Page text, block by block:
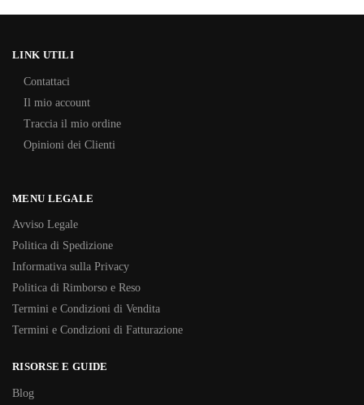
LINK UTILI
Contattaci
Il mio account
Traccia il mio ordine
Opinioni dei Clienti
MENU LEGALE
Avviso Legale
Politica di Spedizione
Informativa sulla Privacy
Politica di Rimborso e Reso
Termini e Condizioni di Vendita
Termini e Condizioni di Fatturazione
RISORSE E GUIDE
Blog